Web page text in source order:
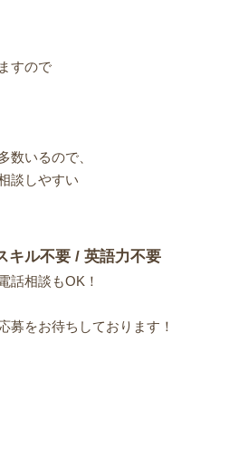
すので
数いるので、
談しやすい
キル不要 / 英語力不要
話相談もOK！
募をお待ちしております！